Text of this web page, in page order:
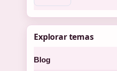
Explorar temas
Blog